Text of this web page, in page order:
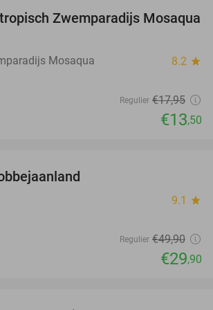
25%
Zwemparadijs Mosaqua
Mosaqua 8.2 star
Regulier €17,95
€13,50
9.1 star
Regulier €49,90
€29,90